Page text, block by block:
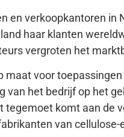
verkoopkantoren in
haar klanten
vergroten het
voor toepassingen
van het bedrijf op het
komt aan de
van cellulose-